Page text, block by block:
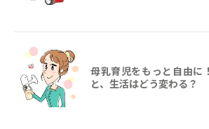
母乳育児をもっと自由に
と、生活はどう変わる？